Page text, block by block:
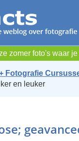
zomer foto's waar
Fotografie
en leuker